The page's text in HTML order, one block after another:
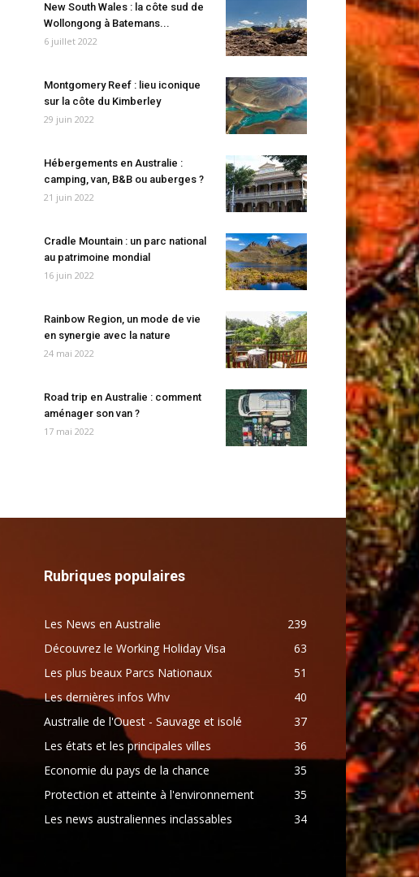
New South Wales : la côte sud de
Wollongong à Batemans...
6 juillet 2022
Montgomery Reef : lieu iconique
sur la côte du Kimberley
29 juin 2022
Hébergements en Australie :
camping, van, B&B ou auberges ?
21 juin 2022
Cradle Mountain : un parc national
au patrimoine mondial
16 juin 2022
Rainbow Region, un mode de vie
en synergie avec la nature
24 mai 2022
Road trip en Australie : comment
aménager son van ?
17 mai 2022
Rubriques populaires
Les News en Australie
239
Découvrez le Working Holiday Visa
63
Les plus beaux Parcs Nationaux
51
Les dernières infos Whv
40
Australie de l'Ouest - Sauvage et isolé
37
Les états et les principales villes
36
Economie du pays de la chance
35
Protection et atteinte à l'environnement
35
Les news australiennes inclassables
34